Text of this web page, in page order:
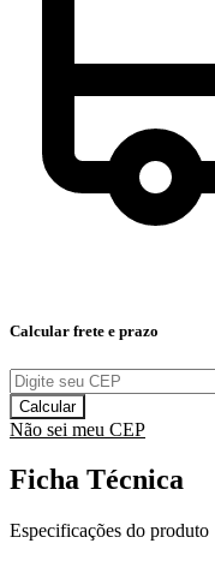
Calcular frete e prazo
Calcular
Não sei meu CEP
Ficha Técnica
Especificações do produto